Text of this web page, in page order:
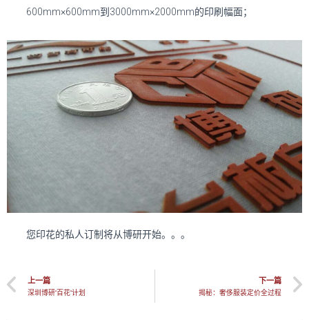
600mm×600mm到3000mm×2000mm的印刷幅面；
您印花的私人订制将从博研开始。。。
上一篇
深圳博研“百花“计划
下一篇
揭秘：奢侈服装定价全过程